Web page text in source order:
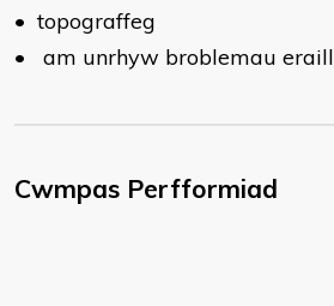
• topograffeg
•
am unrhyw broblemau eraill
Cwmpas Perfformiad